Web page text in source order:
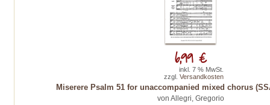
Miserere Psalm 51 for unaccompanied mixed chorus
von Allegri, Gregorio
6,99 €
inkl. 7 % MwSt.
zzgl. Versandkosten